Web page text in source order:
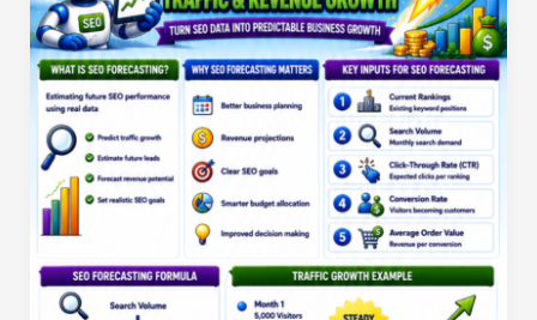
даже
генеральный
директор